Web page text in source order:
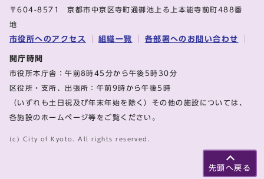
先頭へ戻る
〒604-8571 京都市中京区寺町通御池上る上本能寺前町488番
地
市役所へのアクセス 組織一覧 各部署へのお問い合わせ
開庁時間
市役所本庁舎：午前8時45分から午後5時30分
区役所・支所、出張所：午前9時から午後5時
（いずれも土日祝及び年末年始を除く）その他の施設については、
各施設のホームページ等をご覧ください。
(c) City of Kyoto. All rights reserved.